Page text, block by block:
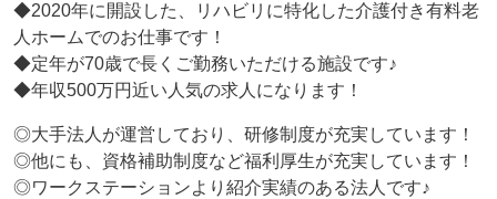
◆2020年に開設した、リハビリに特化した介護付き有料老
人ホームでのお仕事です！
◆定年が70歳で長くご勤務いただける施設です♪
◆年収500万円近い人気の求人になります！
◎大手法人が運営しており、研修制度が充実しています！
◎他にも、資格補助制度など福利厚生が充実しています！
◎ワークステーションより紹介実績のある法人です♪